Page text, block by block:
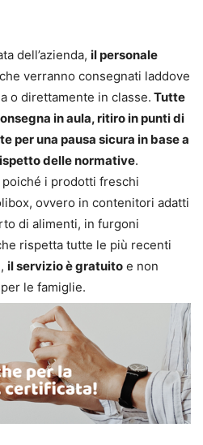
dell’azienda, il personale
verranno consegnati laddove
o direttamente in classe. Tutte
in aula, ritiro in punti di
per una pausa sicura in base a
delle normative.
poiché i prodotti freschi
ovvero in contenitori adatti
di alimenti, in furgoni
rispetta tutte le più recenti
il servizio è gratuito e non
le famiglie.